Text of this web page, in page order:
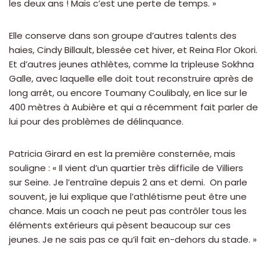
les deux ans ! Mais c’est une perte de temps. »
Elle conserve dans son groupe d’autres talents des
haies, Cindy Billault, blessée cet hiver, et Reina Flor Okori.
Et d’autres jeunes athlètes, comme la tripleuse Sokhna
Galle, avec laquelle elle doit tout reconstruire après de
long arrêt, ou encore Toumany Coulibaly, en lice sur le
400 mètres à Aubière et qui a récemment fait parler de
lui pour des problèmes de délinquance.
Patricia Girard en est la première consternée, mais
souligne : « Il vient d’un quartier très difficile de Villiers
sur Seine. Je l’entraîne depuis 2 ans et demi. On parle
souvent, je lui explique que l’athlétisme peut être une
chance. Mais un coach ne peut pas contrôler tous les
éléments extérieurs qui pèsent beaucoup sur ces
jeunes. Je ne sais pas ce qu’il fait en-dehors du stade. »